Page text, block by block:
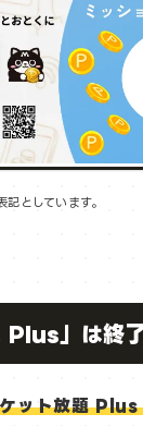
としています。
」は終
ット放題